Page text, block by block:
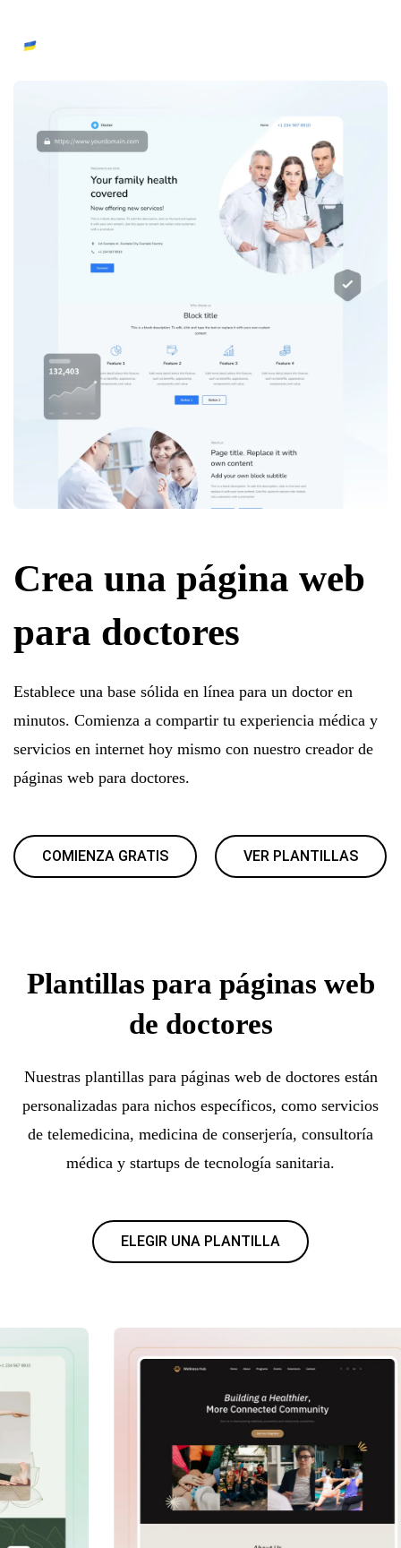
Crea una página web
para doctores
Establece una base sólida en línea para un doctor en
minutos. Comienza a compartir tu experiencia médica y
servicios en internet hoy mismo con nuestro creador de
páginas web para doctores.
COMIENZA GRATIS VER PLANTILLAS
Plantillas para páginas web
de doctores
Nuestras plantillas para páginas web de doctores están
personalizadas para nichos específicos, como servicios
de telemedicina, medicina de conserjería, consultoría
médica y startups de tecnología sanitaria.
ELEGIR UNA PLANTILLA